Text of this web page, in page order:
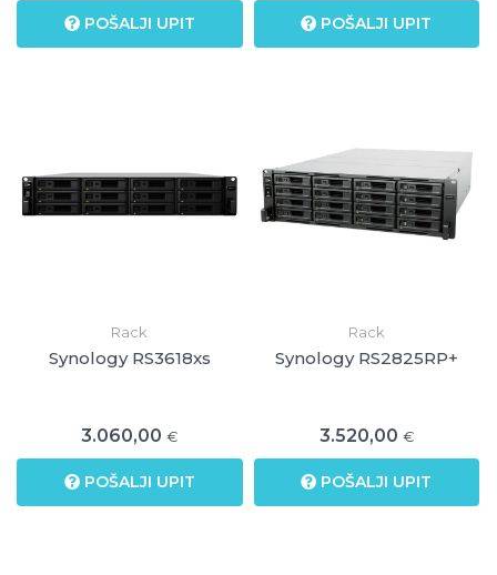
POŠALJI UPIT POŠALJI UPIT
Rack
Synology RS3618xs
3.060,00€
POŠALJI UPIT
Rack
Synology RS2825RP+
3.520,00 €
POŠALJI UPIT